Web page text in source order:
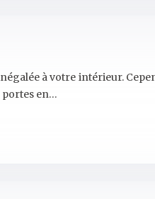
à votre intérieur.
portes en…